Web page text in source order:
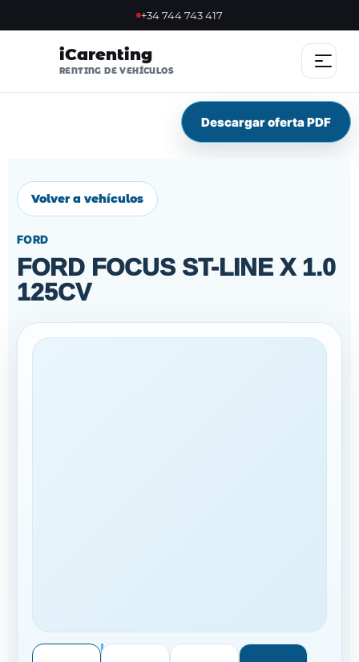
+34 744 743 417
iCarenting
RENTING DE VEHÍCULOS
NOSOTROS
VENTAJAS
Descargar oferta PDF
Volver a vehículos
FORD
FORD FOCUS ST-LINE X 1.0
125CV